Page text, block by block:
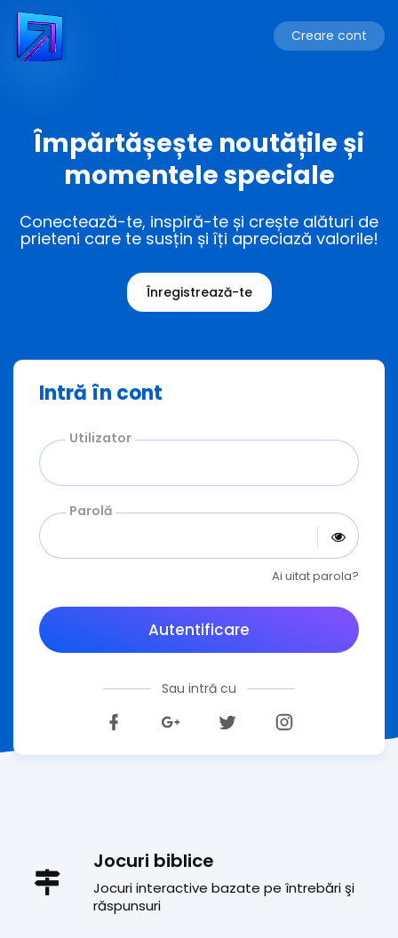
Creare cont
Împărtășește noutățile și
momentele speciale
Conectează-te, inspiră-te și crește alături de
prieteni care te susțin și îți apreciază valorile!
Înregistrează-te
Intră în cont
Utilizator
Parolă
Ai uitat parola?
Autentificare
Sau intră cu
Jocuri biblice
Jocuri interactive bazate pe întrebări şi
răspunsuri